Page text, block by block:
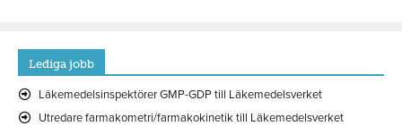
Lediga jobb
Läkemedelsinspektörer GMP-GDP till Läkemedelsverket
Utredare farmakometri/farmakokinetik till Läkemedelsverket